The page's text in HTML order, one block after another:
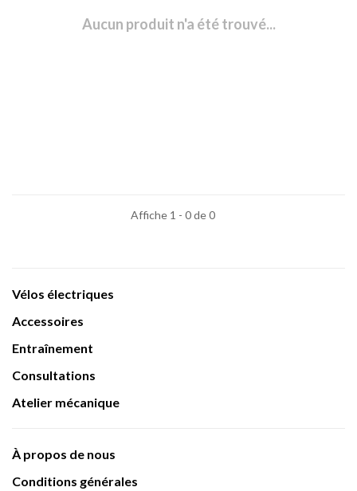
Aucun produit n'a été trouvé...
Affiche 1 - 0 de 0
Vélos électriques
Accessoires
Entraînement
Consultations
Atelier mécanique
À propos de nous
Conditions générales